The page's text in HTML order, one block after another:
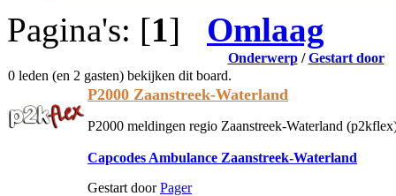
Pagina's: [1] Omlaag
Onderwerp/Gestart door
0 leden (en 2 gasten) bekijken dit board.
P2000 Zaanstreek-Waterland
P2000 meldingen regio Zaanstreek-Waterland
Capcodes Ambulance Zaanstreek-Waterland
Gestart doorPager